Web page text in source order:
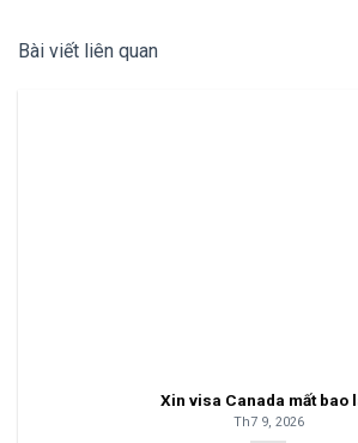
Bài viết liên quan
Xin visa Canada mất bao
Th7 9, 2026